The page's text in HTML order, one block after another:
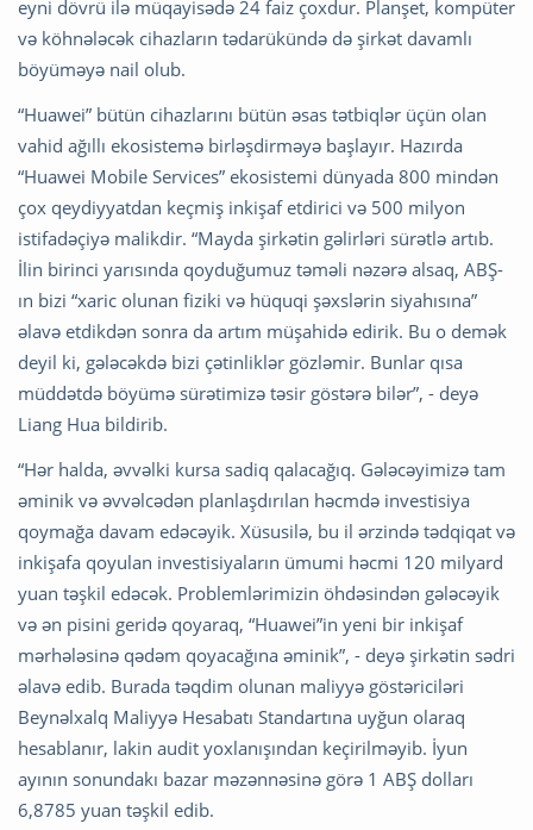
eyni dövrü ilə müqayisədə 24 faiz çoxdur. Planşet, kompüter
və köhnələcək cihazların tədarükündə də şirkət davamlı
böyüməyə nail olub.
“Huawei” bütün cihazlarını bütün əsas tətbiqlər üçün olan
vahid ağıllı ekosistemə birləşdirməyə başlayır. Hazırda
“Huawei Mobile Services” ekosistemi dünyada 800 mindən
çox qeydiyyatdan keçmiş inkişaf etdirici və 500 milyon
istifadəçiyə malikdir. “Mayda şirkətin gəlirləri sürətlə artıb.
İlin birinci yarısında qoyduğumuz təməli nəzərə alsaq, ABŞ-
ın bizi “xaric olunan fiziki və hüquqi şəxslərin siyahısına”
əlavə etdikdən sonra da artım müşahidə edirik. Bu o demək
deyil ki, gələcəkdə bizi çətinliklər gözləmir. Bunlar qısa
müddətdə böyümə sürətimizə təsir göstərə bilər”, - deyə
Liang Hua bildirib.
“Hər halda, əvvəlki kursa sadiq qalacağıq. Gələcəyimizə tam
əminik və əvvəlcədən planlaşdırılan həcmdə investisiya
qoymağa davam edəcəyik. Xüsusilə, bu il ərzində tədqiqat və
inkişafa qoyulan investisiyaların ümumi həcmi 120 milyard
yuan təşkil edəcək. Problemlərimizin öhdəsindən gələcəyik
və ən pisini geridə qoyaraq, “Huawei”in yeni bir inkişaf
mərhələsinə qədəm qoyacağına əminik”, - deyə şirkətin sədri
əlavə edib. Burada təqdim olunan maliyyə göstəriciləri
Beynəlxalq Maliyyə Hesabatı Standartına uyğun olaraq
hesablanır, lakin audit yoxlanışından keçirilməyib. İyun
ayının sonundakı bazar məzənnəsinə görə 1 ABŞ dolları
6,8785 yuan təşkil edib.